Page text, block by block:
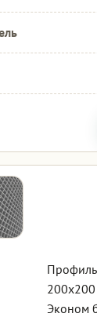
Эконом